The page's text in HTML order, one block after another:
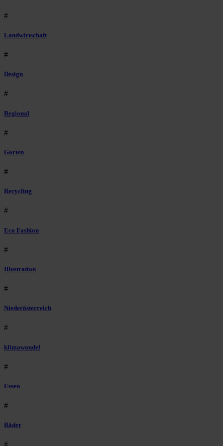
#
Landwirtschaft
#
Design
#
Regional
#
Garten
#
Recycling
#
Eco Fashion
#
Illustration
#
Niederösterreich
#
klimawandel
#
Essen
#
Räder